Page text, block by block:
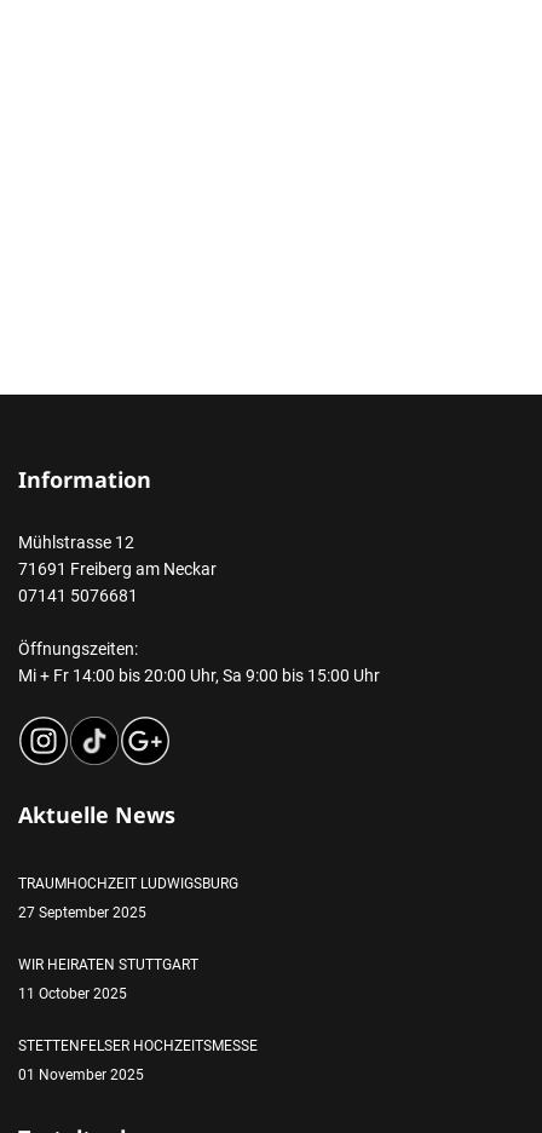
Information
Mühlstrasse 12
71691 Freiberg am Neckar
07141 5076681
Öffnungszeiten:
Mi + Fr 14:00 bis 20:00 Uhr, Sa 9:00 bis 15:00 Uhr
Aktuelle News
TRAUMHOCHZEIT LUDWIGSBURG
27 September 2025
WIR HEIRATEN STUTTGART
11 October 2025
STETTENFELSER HOCHZEITSMESSE
01 November 2025